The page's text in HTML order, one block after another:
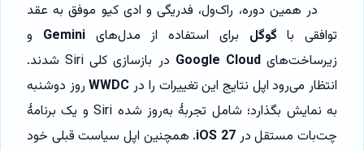
در همین دوره، راک‌ول، فدریگی و ادی کیو موفق به عقد
توافقی با گوگل برای استفاده از مدل‌هایGemini و
زیرساخت‌هایGoogle Cloud
در بازسازی کلی Siri شدند.
انتظار می‌رود اپل نتایج این تغییرات را در WWDCروز دوشنبه
به نمایش بگذارد؛ شامل تجربهٔ به‌روز شده Siri و یک برنامهٔ
چت‌بات مستقل در iOS 27. همچنین اپل سیاست قبلی خود